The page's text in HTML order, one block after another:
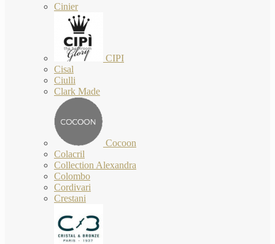
Cinier
CIPI
Cisal
Ciulli
Clark Made
Cocoon
Colacril
Collection Alexandra
Colombo
Cordivari
Crestani